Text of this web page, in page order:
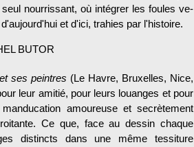
nourrissant, où intégrer les foules ve­
et d'ici, trahies par l'histoire.
BUTOR
ses peintres (Le Havre, Bruxelles, Nice,
leur amitié, pour leurs louanges et pour
amoureuse et secrètement
Ce que, face au dessin chaque
distincts dans une même tessiture